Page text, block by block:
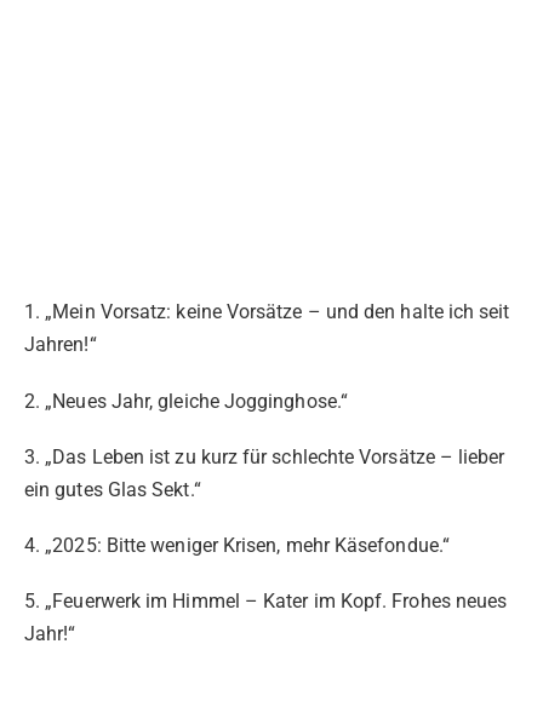
1. „Mein Vorsatz: keine Vorsätze – und den halte ich seit
Jahren!“
2. „Neues Jahr, gleiche Jogginghose.“
3. „Das Leben ist zu kurz für schlechte Vorsätze – lieber
ein gutes Glas Sekt.“
4. „2025: Bitte weniger Krisen, mehr Käsefondue.“
5. „Feuerwerk im Himmel – Kater im Kopf. Frohes neues
Jahr!“